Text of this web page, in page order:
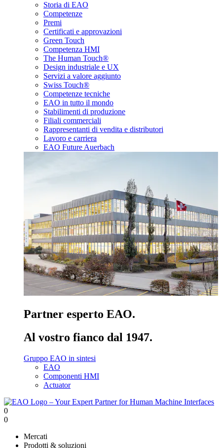
Storia di EAO
Competenze
Premi
Certificati e approvazioni
Green Touch
Competenza HMI
The Human Touch®
Design industriale e UX
Servizi a valore aggiunto
Swiss Touch®
Competenze tecniche
EAO in tutto il mondo
Stabilimenti di produzione
Filiali commerciali
Rappresentanti di vendita e distributori
Lavoro e carriera
EAO Future Auerbach
Partner esperto EAO.
Al vostro fianco dal 1947.
Gruppo EAO in sintesi
EAO
Componenti HMI
Actuator
0
0
Mercati
Prodotti & soluzioni